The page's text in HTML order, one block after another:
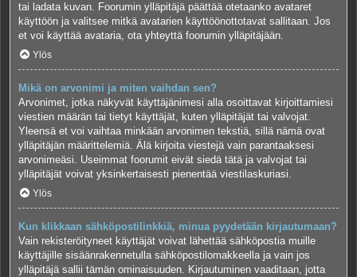
tai ladata kuvan. Foorumin ylläpitäjä päättää otetaanko avataret
käyttöön ja valitsee mitkä avatarien käyttöönottotavat sallitaan. Jos
et voi käyttää avataria, ota yhteyttä foorumin ylläpitäjään.
Ylös
Mikä on arvonimi ja miten vaihdan sen?
Arvonimet, jotka näkyvät käyttäjänimesi alla osoittavat kirjoittamiesi
viestien määrän tai tietyt käyttäjät, kuten ylläpitäjät tai valvojat.
Yleensä et voi vaihtaa minkään arvonimen tekstiä, sillä nämä ovat
ylläpitäjän määrittelemiä. Älä kirjoita viestejä vain parantaaksesi
arvonimeäsi. Useimmat foorumit eivät siedä tätä ja valvojat tai
ylläpitäjät voivat yksinkertaisesti pienentää viestilaskuriasi.
Ylös
Kun klikkaan sähköpostilinkkiä, minua pyydetään kirjautumaan?
Vain rekisteröityneet käyttäjät voivat lähettää sähköpostia muille
käyttäjille sisäänrakennetulla sähköpostilomakkeella ja vain jos
ylläpitäjä sallii tämän ominaisuuden. Kirjautuminen vaaditaan, jotta